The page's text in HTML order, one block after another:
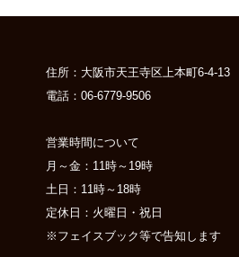
住所：大阪市天王寺区上本町6-4-13
電話：06-6779-9506
営業時間について
月～金：11時～19時
土日：11時～18時
定休日：火曜日・祝日
※フェイスブック等で告知します